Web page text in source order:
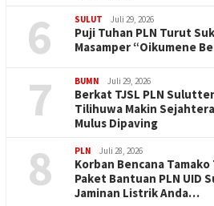
6 SULUT Juli 29, 2026
Puji Tuhan PLN Turut
Masamper “Oikumene
7 BUMN Juli 29, 2026
Berkat TJSL PLN
Tilihuwa Makin
Mulus Dipaving
8 PLN Juli 28, 2026
Korban Bencana
Paket Bantuan PLN UID
Jaminan Listrik Anda…